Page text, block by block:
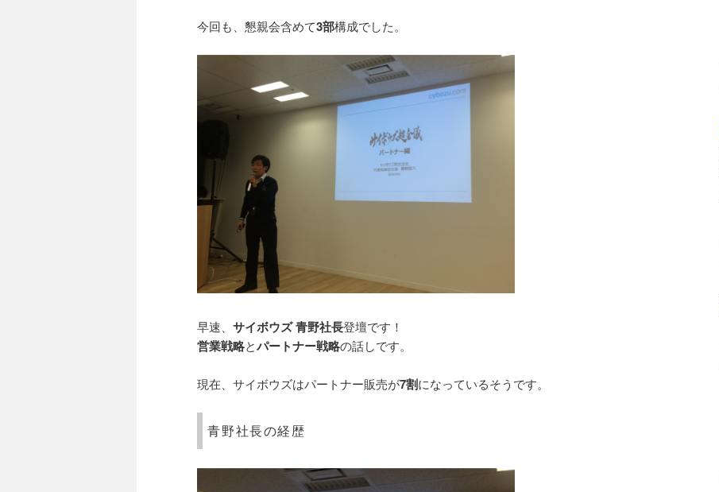
今回も、懇親会含めて3部構成でした。
早速、 サイボウズ 青野社長登壇です！
営業戦略とパートナー戦略の話しです。
現在、サイボウズはパートナー販売が7割になっているそうです。
青野社長の経歴